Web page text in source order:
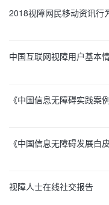
2018视障网民移动资讯行
中国互联网视障用户基本
《中国信息无障碍实践案
《中国信息无障碍发展白
视障人士在线社交报告